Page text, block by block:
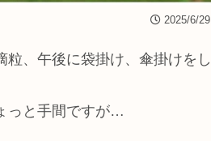
2025/6/29
、午後に袋掛け、傘掛けをし
っと手間ですが…